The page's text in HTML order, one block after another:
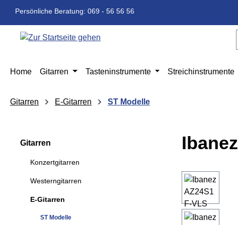
Hauptinhalt springen
Zur Suche springen
Zur Hauptnavigation springen
Persönliche Beratung: 069 - 56 56 56
Home Gitarren Tasteninstrumente Streichinstrumente
Gitarren E-Gitarren ST Modelle
Gitarren
Konzertgitarren
Westerngitarren
E-Gitarren
ST Modelle
Bildergalerie